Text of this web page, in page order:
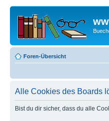
Foren-Übersicht
Alle Cookies des Boards
Bist du dir sicher, dass du alle